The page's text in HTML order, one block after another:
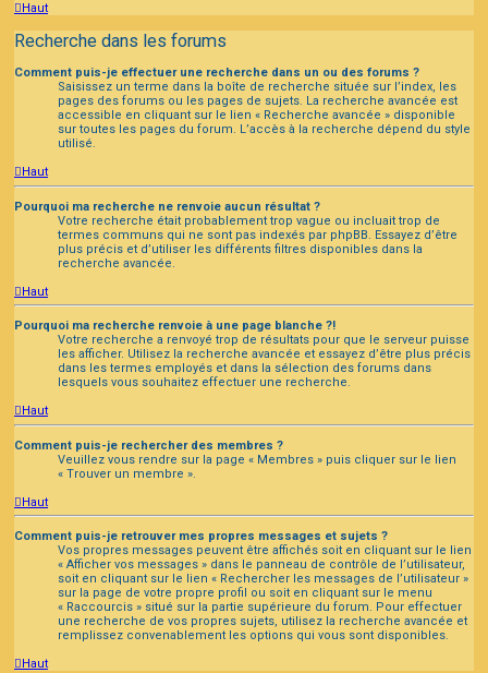
Haut
Recherche dans les forums
Comment puis-je effectuer une recherche dans un ou des forums ?
Saisissez un terme dans la boîte de recherche située sur l’index, les
pages des forums ou les pages de sujets. La recherche avancée est
accessible en cliquant sur le lien « Recherche avancée » disponible
sur toutes les pages du forum. L’accès à la recherche dépend du style
utilisé.
Haut
Pourquoi ma recherche ne renvoie aucun résultat ?
Votre recherche était probablement trop vague ou incluait trop de
termes communs qui ne sont pas indexés par phpBB. Essayez d’être
plus précis et d’utiliser les différents filtres disponibles dans la
recherche avancée.
Haut
Pourquoi ma recherche renvoie à une page blanche ?!
Votre recherche a renvoyé trop de résultats pour que le serveur puisse
les afficher. Utilisez la recherche avancée et essayez d’être plus précis
dans les termes employés et dans la sélection des forums dans
lesquels vous souhaitez effectuer une recherche.
Haut
Comment puis-je rechercher des membres ?
Veuillez vous rendre sur la page « Membres » puis cliquer sur le lien
« Trouver un membre ».
Haut
Comment puis-je retrouver mes propres messages et sujets ?
Vos propres messages peuvent être affichés soit en cliquant sur le lien
« Afficher vos messages » dans le panneau de contrôle de l’utilisateur,
soit en cliquant sur le lien « Rechercher les messages de l’utilisateur »
sur la page de votre propre profil ou soit en cliquant sur le menu
« Raccourcis » situé sur la partie supérieure du forum. Pour effectuer
une recherche de vos propres sujets, utilisez la recherche avancée et
remplissez convenablement les options qui vous sont disponibles.
Haut